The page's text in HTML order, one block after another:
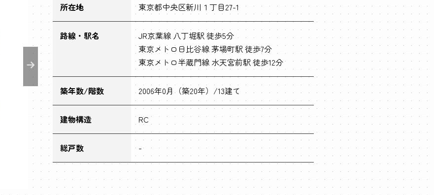
所在地 東京都中央区新川１丁目27-1
路線・駅名
JR京葉線 八丁堀駅 徒歩5分
東京メトロ日比谷線 茅場町駅 徒歩7分
東京メトロ半蔵門線 水天宮前駅 徒歩12分
築年数/階数 2006年0月（築20年）/13建て
建物構造 RC
総戸数 -